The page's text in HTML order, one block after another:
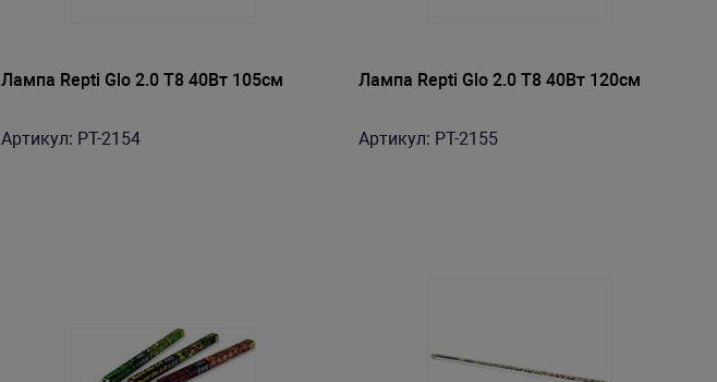
Лампа Repti Glo 2.0 Т8 40Вт 105см
Артикул: PT-2154
Лампа Repti Glo 2.0 Т8 40Вт 120cм
Артикул: PT-2155